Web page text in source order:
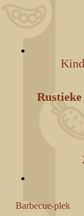
Barbecue-plek